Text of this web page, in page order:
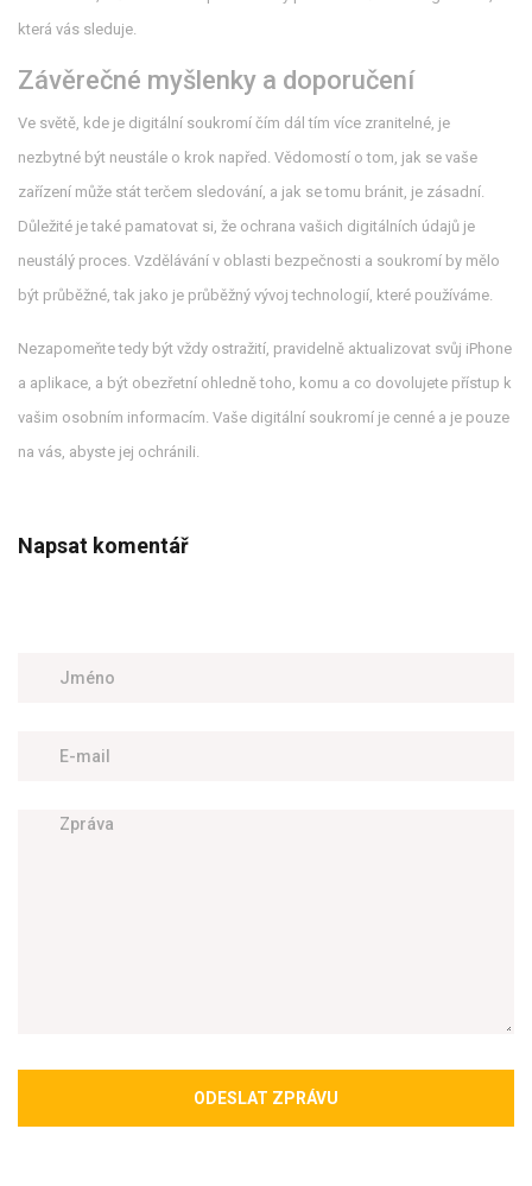
která vás sleduje.
Závěrečné myšlenky a doporučení
Ve světě, kde je digitální soukromí čím dál tím více zranitelné, je
nezbytné být neustále o krok napřed. Vědomostí o tom, jak se vaše
zařízení může stát terčem sledování, a jak se tomu bránit, je zásadní.
Důležité je také pamatovat si, že ochrana vašich digitálních údajů je
neustálý proces. Vzdělávání v oblasti bezpečnosti a soukromí by mělo
být průběžné, tak jako je průběžný vývoj technologií, které používáme.
Nezapomeňte tedy být vždy ostražití, pravidelně aktualizovat svůj iPhone
a aplikace, a být obezřetní ohledně toho, komu a co dovolujete přístup k
vašim osobním informacím. Vaše digitální soukromí je cenné a je pouze
na vás, abyste jej ochránili.
Napsat komentář
ODESLAT ZPRÁVU